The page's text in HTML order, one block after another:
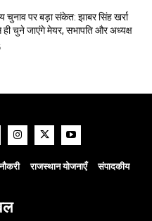
चुनाव पर बड़ा संकेत: झाबर सिंह खर्रा
ही चुने जाएंगे मेयर, सभापति और अध्यक्ष
राजस्थान योजनाएँ संपादकीय